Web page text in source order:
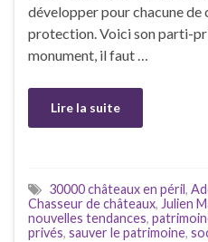
développer pour chacune de
protection. Voici son parti-
monument, il faut …
Lire la suite
30000 châteaux en péril,
Chasseur de châteaux, Julien
nouvelles tendances,
privés, sauver le patrimoine,